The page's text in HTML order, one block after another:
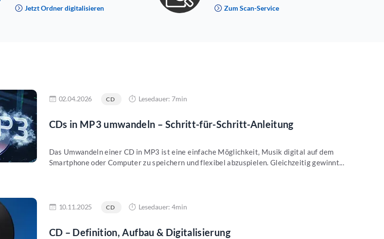
Jetzt Ordner digitalisieren Zum Scan-Service
02.04.2026 CD Lesedauer: 7min
CDs in MP3 umwandeln – Schritt-für-Schritt-Anleitung
Das Umwandeln einer CD in MP3 ist eine einfache Möglichkeit, Musik digital auf dem
Smartphone oder Computer zu speichern und flexibel abzuspielen. Gleichzeitig gewinnt...
10.11.2025 CD Lesedauer: 4min
CD – Definition, Aufbau & Digitalisierung